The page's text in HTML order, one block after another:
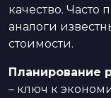
качество. Часто
аналоги
стоимости.
Планирование
– ключ к